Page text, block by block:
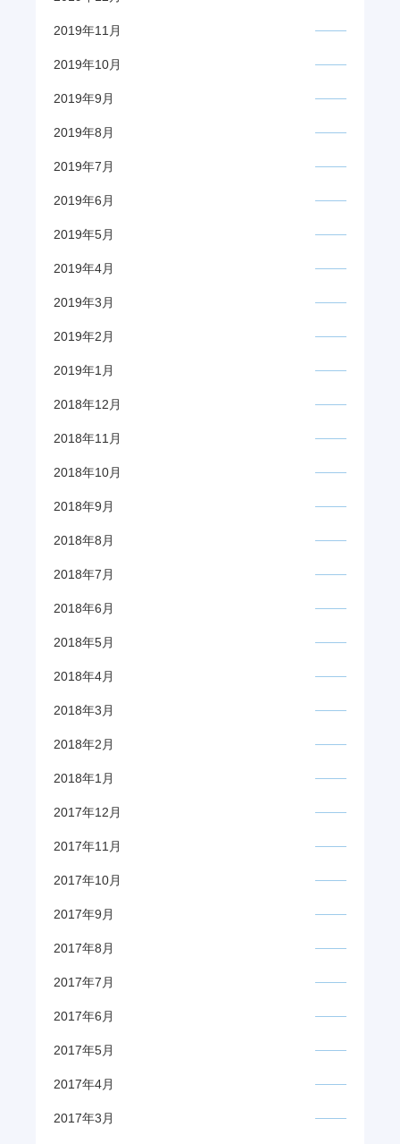
2019年11月
2019年10月
2019年9月
2019年8月
2019年7月
2019年6月
2019年5月
2019年4月
2019年3月
2019年2月
2019年1月
2018年12月
2018年11月
2018年10月
2018年9月
2018年8月
2018年7月
2018年6月
2018年5月
2018年4月
2018年3月
2018年2月
2018年1月
2017年12月
2017年11月
2017年10月
2017年9月
2017年8月
2017年7月
2017年6月
2017年5月
2017年4月
2017年3月